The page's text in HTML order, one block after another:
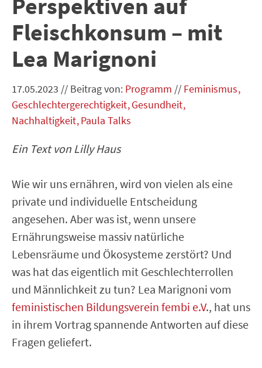
Fleischkonsum – mit
Lea Marignoni
17.05.2023 // Beitrag von: Programm // Feminismus
Geschlechtergerechtigkeit Gesundheit
Nachhaltigkeit Paula Talks
Ein Text von Lilly Haus
Wie wir uns ernähren, wird von vielen als eine
private und individuelle Entscheidung
angesehen. Aber was ist, wenn unsere
Ernährungsweise massiv natürliche
Lebensräume und Ökosysteme zerstört? Und
was hat das eigentlich mit Geschlechterrollen
und Männlichkeit zu tun? Lea Marignoni vom
feministischen Bildungsverein fembi e.V., hat uns
in ihrem Vortrag spannende Antworten auf diese
Fragen geliefert.